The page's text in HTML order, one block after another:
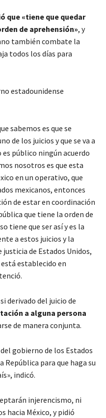
que «tiene que quedar
de aprehensión», y
también combate la
todos los días para
estadounidense
sabemos es que se
de los juicios y que se va a
público ningún acuerdo
nosotros es que esta
en un operativo, que
mexicanos, entonces
de estar en coordinación
que tiene la orden de
tiene que ser así y es la
a estos juicios y la
de Estados Unidos,
establecido en
derivado del juicio de
a alguna persona
de manera conjunta.
gobierno de los Estados
República para que haga su
indicó.
injerencismo, ni
hacia México, y pidió